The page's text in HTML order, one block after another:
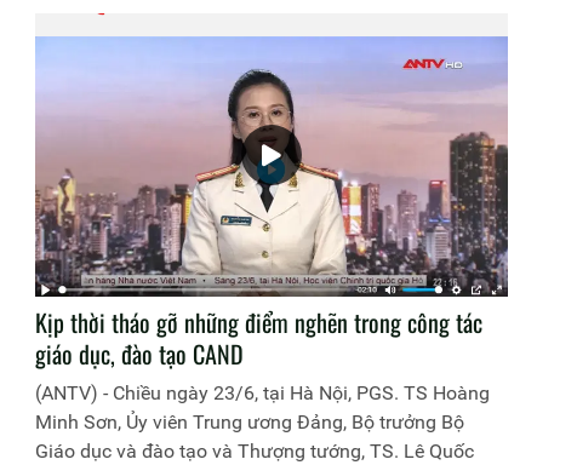
Kịp thời tháo gỡ những điểm nghẽn trong công tác
giáo dục, đào tạo CAND
(ANTV) - Chiều ngày 23/6, tại Hà Nội, PGS. TS Hoàng
Minh Sơn, Ủy viên Trung ương Đảng, Bộ trưởng Bộ
Giáo dục và đào tạo và Thượng tướng, TS. Lê Quốc